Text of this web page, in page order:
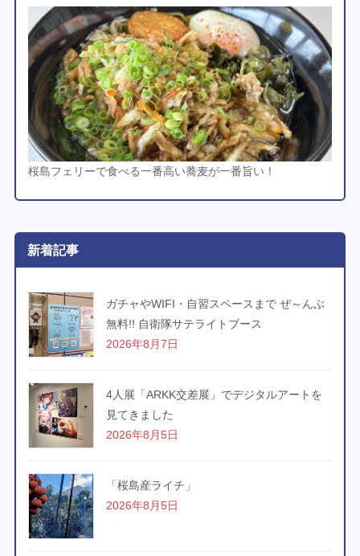
桜島フェリーで食べる一番高い蕎麦が一番旨い！
新着記事
ガチャやWIFI・自習スペースまで ぜ～んぶ
無料!! 自衛隊サテライトブース
2026年8月7日
4人展「ARKK交差展」でデジタルアートを
見てきました
2026年8月5日
「桜島産ライチ」
2026年8月5日